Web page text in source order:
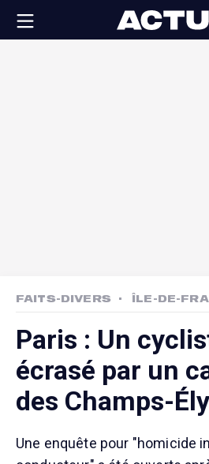
FAITS-DIVERS ÎLE-DE-
Paris : Un
écrasé par un
des Champs-
Une enquête pour "homicide